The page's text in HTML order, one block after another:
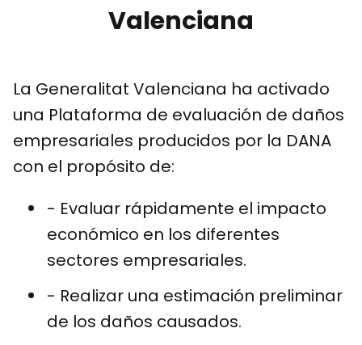
Valenciana
La Generalitat Valenciana ha activado
una Plataforma de evaluación de daños
empresariales producidos por la DANA
con el propósito de:
- Evaluar rápidamente el impacto
económico en los diferentes
sectores empresariales.
- Realizar una estimación preliminar
de los daños causados.